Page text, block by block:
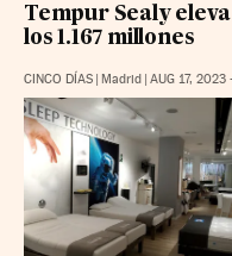
Tempur Sealy
los 1.167 millones
CINCO DÍAS | Madrid | AUG 17, 2023